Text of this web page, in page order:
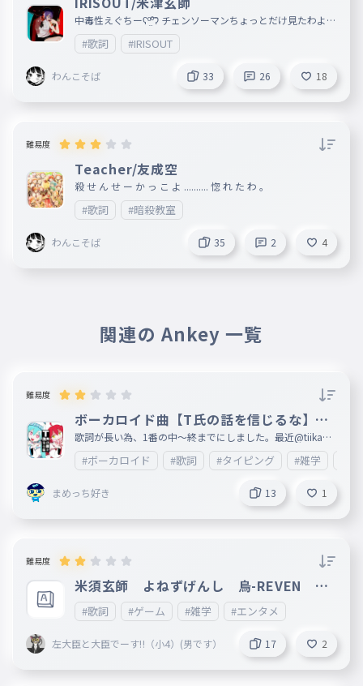
041 進もう 進もう 進もう 進もう
すすもうすすもうすすもうすすもう
042
バイバイバイ School School lif
e
きみもきみもきみもきみも
044 バイバイバイ good good time
ばいばいばいぐっとぐっとたいむ
進もう 進もう 進もう 進もう
すすもうすすもうすすもうすすもう
忘れない School School life
いつもいつもいつもいつも
365日分の学びを
さんびゃくろくじゅうごにちぶんのまなびを
050 カバンに詰め込んで
かばんにつめこんで
いつもみたいにまた明日的に
いつもみたいにまたあしたてきに
052
ばいばいいぇすたでい
053 365日分の出来事
さんびゃくろくじゅうごにちぶんのできごと
054 僕を大人にしたなら
中毒性えぐちーʕº̫͡ºʔ チェンソーマンちょっとだけ見たわよ笑
笑
#歌詞 #IRISOUT
わんこそば 33 26 18
難易度
Teacher/友成空
殺 せ ん せ ー か っ こ よ .......... 惚 れ た わ 。
#歌詞 #暗殺教室
わんこそば 35 2 4
関連の Ankey 一覧
難易度
ボーカロイド曲【T氏の話を信じるな】歌
詞1番(中〜終)
歌詞が長い為、1番の中〜終までにしました。最近@tiikawa
_loveが歌うようになってきたので、 あとカラオケ🎤もこれ
歌ったことあるのでこれにしました。歌詞が長いので、文字
が間違えてしまっているところが複数あると思います。ご了
承ください。 何ありましたら、情報が入り次第ここに載せ
ますので、ご了承ください。次回は2番目以降を制作します
。すごいと思ったら❤をお願いします。皆様の御感想等楽し
みに待っております。 妹垢:http://ankey.io/@tiikawa_love
#ボーカロイド #歌詞 #タイピング #雑学
まめっち好き 13 1
難易度
米須玄師 よねずげんし 烏-REVEN １
番だけ
#歌詞 #ゲーム #雑学 #エンタメ
左大臣と大臣でーす‼（小4）(男です） 17 2